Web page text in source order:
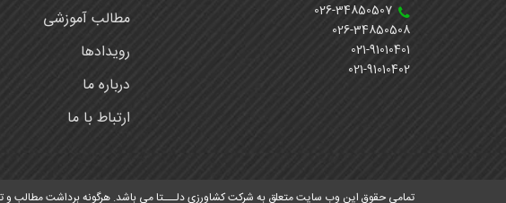
026-34850507
026-34850508
021-91010401
021-91010402
مطالب آموزشی
رویدادها
درباره ما
ارتباط با ما
© تمامی حقوق این وب سایت متعلق به شرکت کشاورزی دلـــتا می باشد. هرگونه برداشت مطالب و